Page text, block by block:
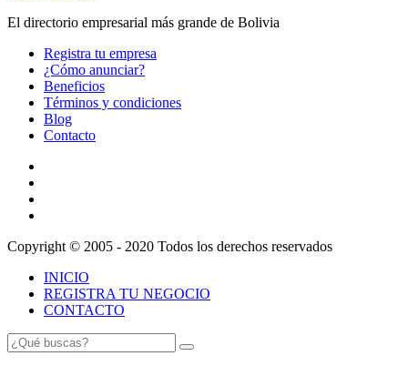
El directorio empresarial más grande de Bolivia
Registra tu empresa
¿Cómo anunciar?
Beneficios
Términos y condiciones
Blog
Contacto
Copyright © 2005 - 2020 Todos los derechos reservados
INICIO
REGISTRA TU NEGOCIO
CONTACTO